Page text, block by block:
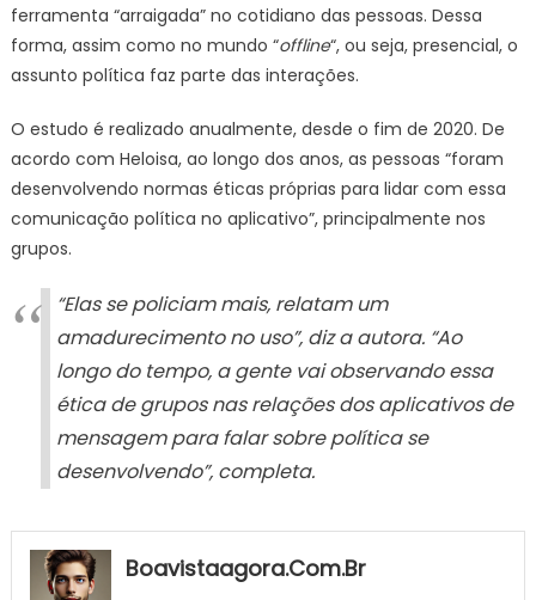
ferramenta “arraigada” no cotidiano das pessoas. Dessa
forma, assim como no mundo “offline“, ou seja, presencial, o
assunto política faz parte das interações.
O estudo é realizado anualmente, desde o fim de 2020. De
acordo com Heloisa, ao longo dos anos, as pessoas “foram
desenvolvendo normas éticas próprias para lidar com essa
comunicação política no aplicativo”, principalmente nos
grupos.
“Elas se policiam mais, relatam um
amadurecimento no uso”, diz a autora. “Ao
longo do tempo, a gente vai observando essa
ética de grupos nas relações dos aplicativos de
mensagem para falar sobre política se
desenvolvendo”, completa.
Boavistaagora.com.br